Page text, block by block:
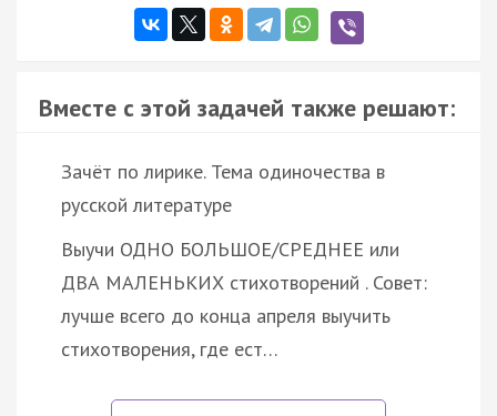
Вместе с этой задачей также решают:
Зачёт по лирике. Тема одиночества в
русской литературе
Выучи ОДНО БОЛЬШОЕ/СРЕДНЕЕ или
ДВА МАЛЕНЬКИХ стихотворений . Совет:
лучше всего до конца апреля выучить
стихотворения, где ест…